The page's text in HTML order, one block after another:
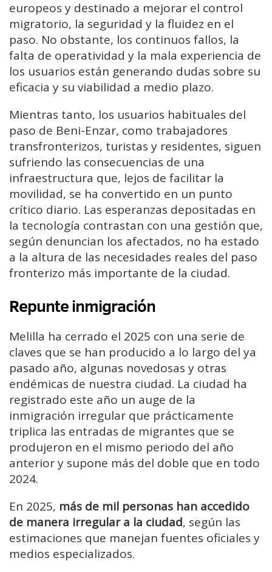
europeos y destinado a mejorar el control
migratorio, la seguridad y la fluidez en el
paso. No obstante, los continuos fallos, la
falta de operatividad y la mala experiencia de
los usuarios están generando dudas sobre su
eficacia y su viabilidad a medio plazo.
Mientras tanto, los usuarios habituales del
paso de Beni-Enzar, como trabajadores
transfronterizos, turistas y residentes, siguen
sufriendo las consecuencias de una
infraestructura que, lejos de facilitar la
movilidad, se ha convertido en un punto
crítico diario. Las esperanzas depositadas en
la tecnología contrastan con una gestión que,
según denuncian los afectados, no ha estado
a la altura de las necesidades reales del paso
fronterizo más importante de la ciudad.
Repunte inmigración
Melilla ha cerrado el 2025 con una serie de
claves que se han producido a lo largo del ya
pasado año, algunas novedosas y otras
endémicas de nuestra ciudad. La ciudad ha
registrado este año un auge de la
inmigración irregular que prácticamente
triplica las entradas de migrantes que se
produjeron en el mismo periodo del año
anterior y supone más del doble que en todo
2024.
En 2025, más de mil personas han accedido
de manera irregular a la ciudad, según las
estimaciones que manejan fuentes oficiales y
medios especializados.